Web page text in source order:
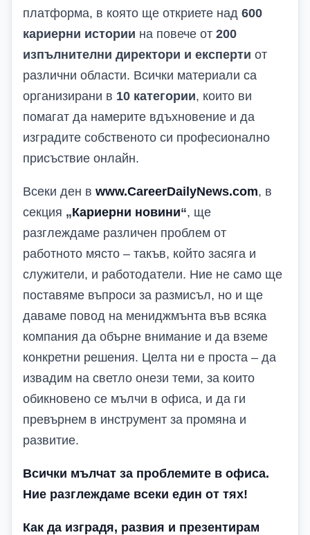
платформа, в която ще откриете над 600
кариерни истории на повече от 200
изпълнителни директори и експерти от
различни области. Всички материали са
организирани в 10 категории, които ви
помагат да намерите вдъхновение и да
изградите собственото си професионално
присъствие онлайн.
Всеки ден в www.CareerDailyNews.com, в
секция „Кариерни новини“, ще
разглеждаме различен проблем от
работното място – такъв, който засяга и
служители, и работодатели. Ние не само ще
поставяме въпроси за размисъл, но и ще
даваме повод на мениджмънта във всяка
компания да обърне внимание и да вземе
конкретни решения. Целта ни е проста – да
извадим на светло онези теми, за които
обикновено се мълчи в офиса, и да ги
превърнем в инструмент за промяна и
развитие.
Всички мълчат за проблемите в офиса.
Ние разглеждаме всеки един от тях!
Как да изградя, развия и презентирам